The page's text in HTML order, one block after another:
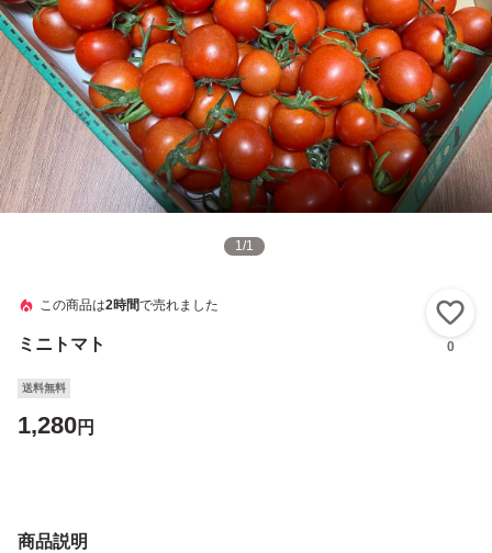
1/1
この商品は2時間で売れました
ミニトマト 0
送料無料
1,280円
商品説明